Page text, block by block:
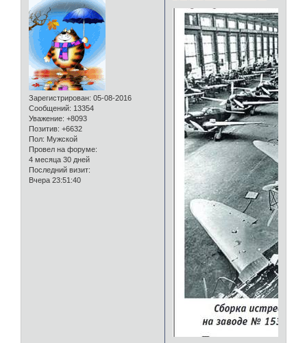
Зарегистрирован: 05-08-2016
Сообщений: 13354
Уважение: +8093
Позитив: +6632
Пол: Мужской
Провел на форуме:
4 месяца 30 дней
Последний визит:
Вчера 23:51:40